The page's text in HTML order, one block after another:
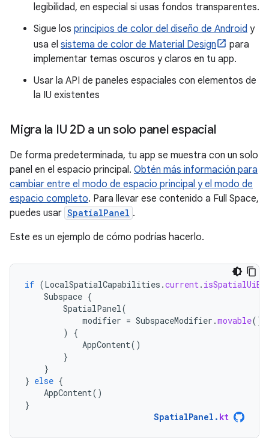
legibilidad, en especial si usas fondos transparentes.
Sigue los principios de color del diseño de Android y
usa el sistema de color de Material Design
para
implementar temas oscuros y claros en tu app.
Usar la API de paneles espaciales con elementos de
la IU existentes
Migra la IU 2D a un solo panel espacial
De forma predeterminada, tu app se muestra con un solo
panel en el espacio principal. Obtén más información para
cambiar entre el modo de espacio principal y el modo de
espacio completo. Para llevar ese contenido a Full Space,
puedes usar SpatialPanel .
Este es un ejemplo de cómo podrías hacerlo.
if (LocalSpatialCapabilities .current.
Subspace {
SpatialPanel(
modifier = SubspaceModifier .movable().
)
{
AppContent()
}
}
} else {
AppContent()
}
SpatialPanel . kt